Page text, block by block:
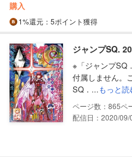
購入
1%還元 ：5ポイント獲得
ジャンプSQ.
※「ジャンプSQ
付属しません。
SQ．...もっと読
865
配信日：2020/09/